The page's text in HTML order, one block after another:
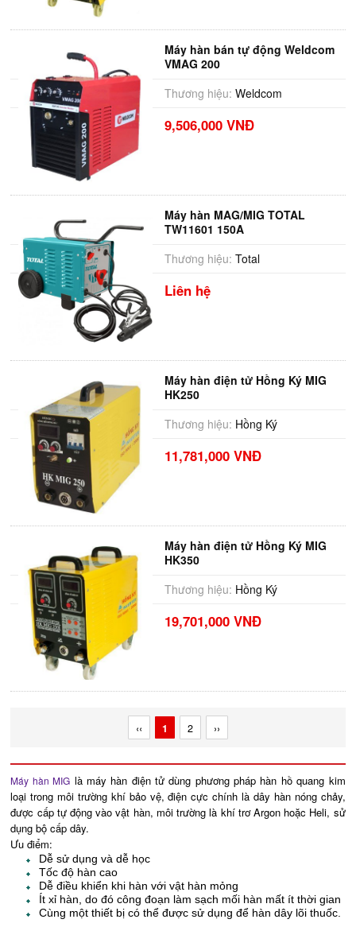
Máy hàn bán tự động Weldcom
VMAG 200
Thương hiệu: Weldcom
9,506,000 VNĐ
Máy hàn MAG/MIG TOTAL
TW11601 150A
Thương hiệu: Total
Liên hệ
Máy hàn điện tử Hồng Ký MIG
HK250
Thương hiệu: Hồng Ký
11,781,000 VNĐ
Máy hàn điện tử Hồng Ký MIG
HK350
Thương hiệu: Hồng Ký
19,701,000 VNĐ
‹‹ 1 2 ››
Máy hàn MIG là máy hàn điện tử dùng phương pháp hàn hồ quang kim
loại trong môi trường khí bảo vệ, điện cực chính là dây hàn nóng chảy,
được cấp tự động vào vật hàn, môi trường là khí trơ Argon hoặc Heli, sử
dụng bộ cấp dây.
Ưu điểm:
Dễ sử dụng và dễ học
Tốc độ hàn cao
Dễ điều khiển khi hàn với vật hàn mỏng
Ít xỉ hàn, do đó công đoạn làm sạch mối hàn mất ít thời gian
Cùng một thiết bị có thể được sử dụng để hàn dây lõi thuốc.